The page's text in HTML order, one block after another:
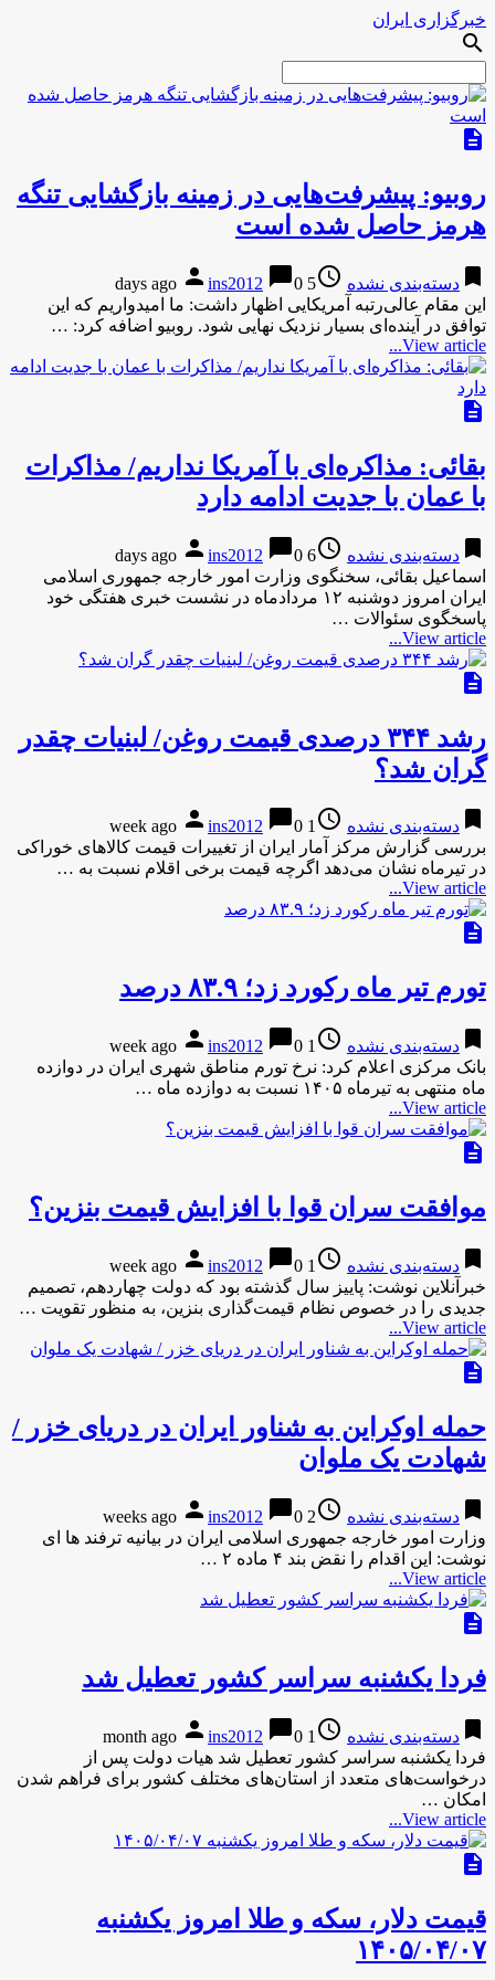
خبرگزاری ایران
search
description
روبیو: پیشرفت‌هایی در زمینه بازگشایی تنگه
هرمز حاصل شده است
bookmark دسته‌بندی نشده access_time
5 days ago
person ins2012 chat_bubble0
این مقام عالی‌رتبه آمریکایی اظهار داشت: ما امیدواریم که این
توافق در آینده‌ای بسیار نزدیک نهایی شود. روبیو اضافه کرد: …
View article...
description
بقائی: مذاکره‌ای با آمریکا نداریم/ مذاکرات
با عمان با جدیت ادامه دارد
bookmark دسته‌بندی نشده access_time
6 days ago
person ins2012 chat_bubble0
اسماعیل بقائی، سخنگوی وزارت امور خارجه جمهوری اسلامی
ایران امروز دوشنبه ۱۲ مردادماه در نشست خبری هفتگی خود
پاسخگوی سئوالات …
View article...
description
رشد ۳۴۴ درصدی قیمت روغن/ لبنیات چقدر
گران شد؟
bookmark دسته‌بندی نشده access_time
1 week ago
person ins2012 chat_bubble0
بررسی گزارش مرکز آمار ایران از تغییرات قیمت کالا‌های خوراکی
در تیرماه نشان می‌دهد اگرچه قیمت برخی اقلام نسبت به …
View article...
description
تورم تیر ماه رکورد زد؛ ۸۳.۹ درصد
bookmark دسته‌بندی نشده access_time
1 week ago
person ins2012 chat_bubble0
بانک مرکزی اعلام کرد: نرخ تورم مناطق شهری ایران در دوازده
ماه منتهی به تیرماه ۱۴۰۵ نسبت به دوازده ماه …
View article...
description
موافقت سران قوا با افزایش قیمت بنزین؟
bookmark دسته‌بندی نشده access_time
1 week ago
person ins2012 chat_bubble0
خبرآنلاین نوشت: پاییز سال گذشته بود که دولت چهاردهم، تصمیم
جدیدی را در خصوص نظام قیمت‌گذاری بنزین، به منظور تقویت …
View article...
description
حمله اوکراین به شناور ایران در دریای خزر /
شهادت یک ملوان
bookmark دسته‌بندی نشده access_time
2 weeks ago
person ins2012 chat_bubble0
وزارت امور خارجه جمهوری اسلامی ایران در بیانیه ترفند ها ای
نوشت: این اقدام را نقض بند ۴ ماده ۲ …
View article...
description
فردا یکشنبه سراسر کشور تعطیل شد
bookmark دسته‌بندی نشده access_time
1 month ago
person ins2012 chat_bubble0
فردا یکشنبه سراسر کشور تعطیل شد هیات دولت پس از
درخواست‌های متعدد از استان‌های مختلف کشور برای فراهم شدن
امکان …
View article...
description
قیمت دلار، سکه و طلا امروز یکشنبه
۱۴۰۵/۰۴/۰۷